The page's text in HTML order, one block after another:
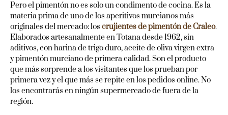
Pero el pimentón no es solo un condimento de cocina. Es la
materia prima de uno de los aperitivos murcianos más
originales del mercado: los crujientes de pimentón de Craleo.
Elaborados artesanalmente en Totana desde 1962, sin
aditivos, con harina de trigo duro, aceite de oliva virgen extra
y pimentón murciano de primera calidad. Son el producto
que más sorprende a los visitantes que los prueban por
primera vez y el que más se repite en los pedidos online. No
los encontrarás en ningún supermercado de fuera de la
región.